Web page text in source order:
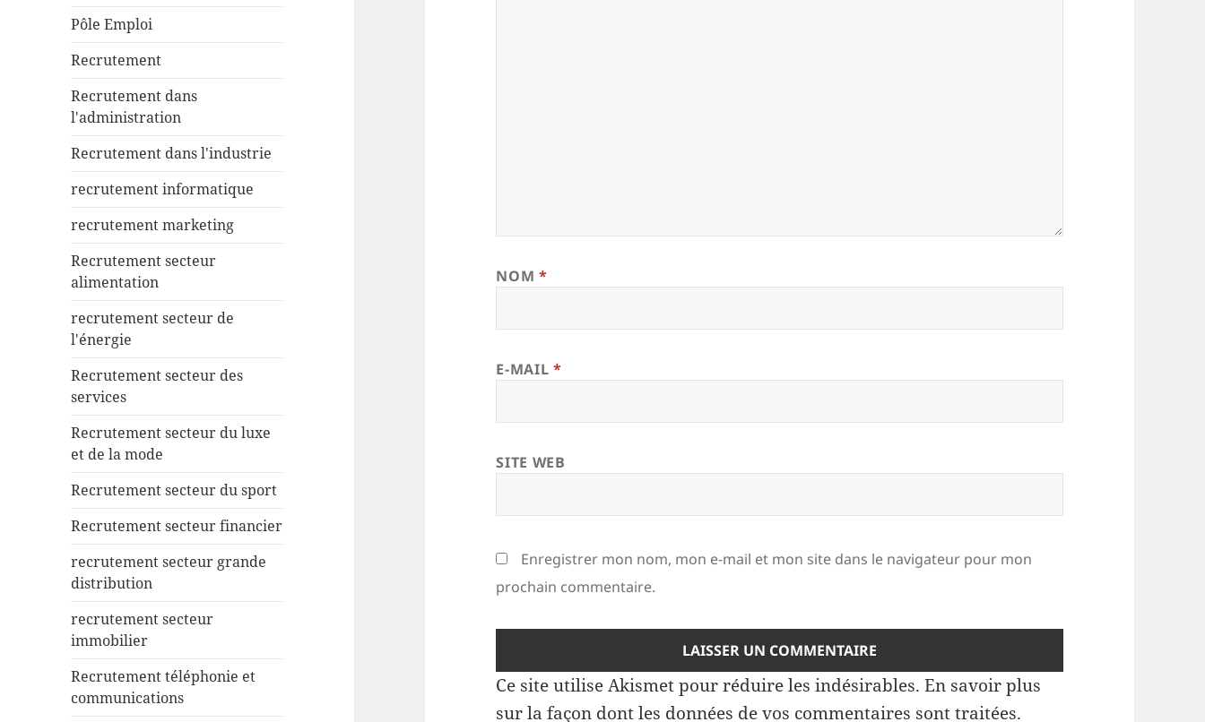
Pôle Emploi
Recrutement
Recrutement dans
l'administration
Recrutement dans l'industrie
recrutement informatique
recrutement marketing
Recrutement secteur
alimentation
recrutement secteur de
l'énergie
Recrutement secteur des
services
Recrutement secteur du luxe
et de la mode
Recrutement secteur du sport
Recrutement secteur financier
recrutement secteur grande
distribution
recrutement secteur
immobilier
Recrutement téléphonie et
communications
NOM *
E-MAIL *
SITE WEB
Enregistrer mon nom, mon e-mail et mon site dans le navigateur pour mon
prochain commentaire.
Ce site utilise Akismet pour réduire les indésirables.En savoir plus
sur la façon dont les données de vos commentaires sont traitées.